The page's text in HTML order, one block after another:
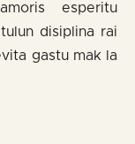
esperitu
disiplina rai
gastu mak la